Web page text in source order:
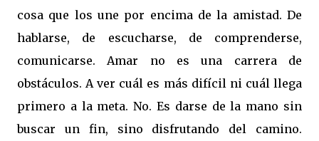
cosa que los une por encima de la amistad. De
hablarse, de escucharse, de comprenderse,
comunicarse. Amar no es una carrera de
obstáculos. A ver cuál es más difícil ni cuál llega
primero a la meta. No. Es darse de la mano sin
buscar un fin, sino disfrutando del camino.